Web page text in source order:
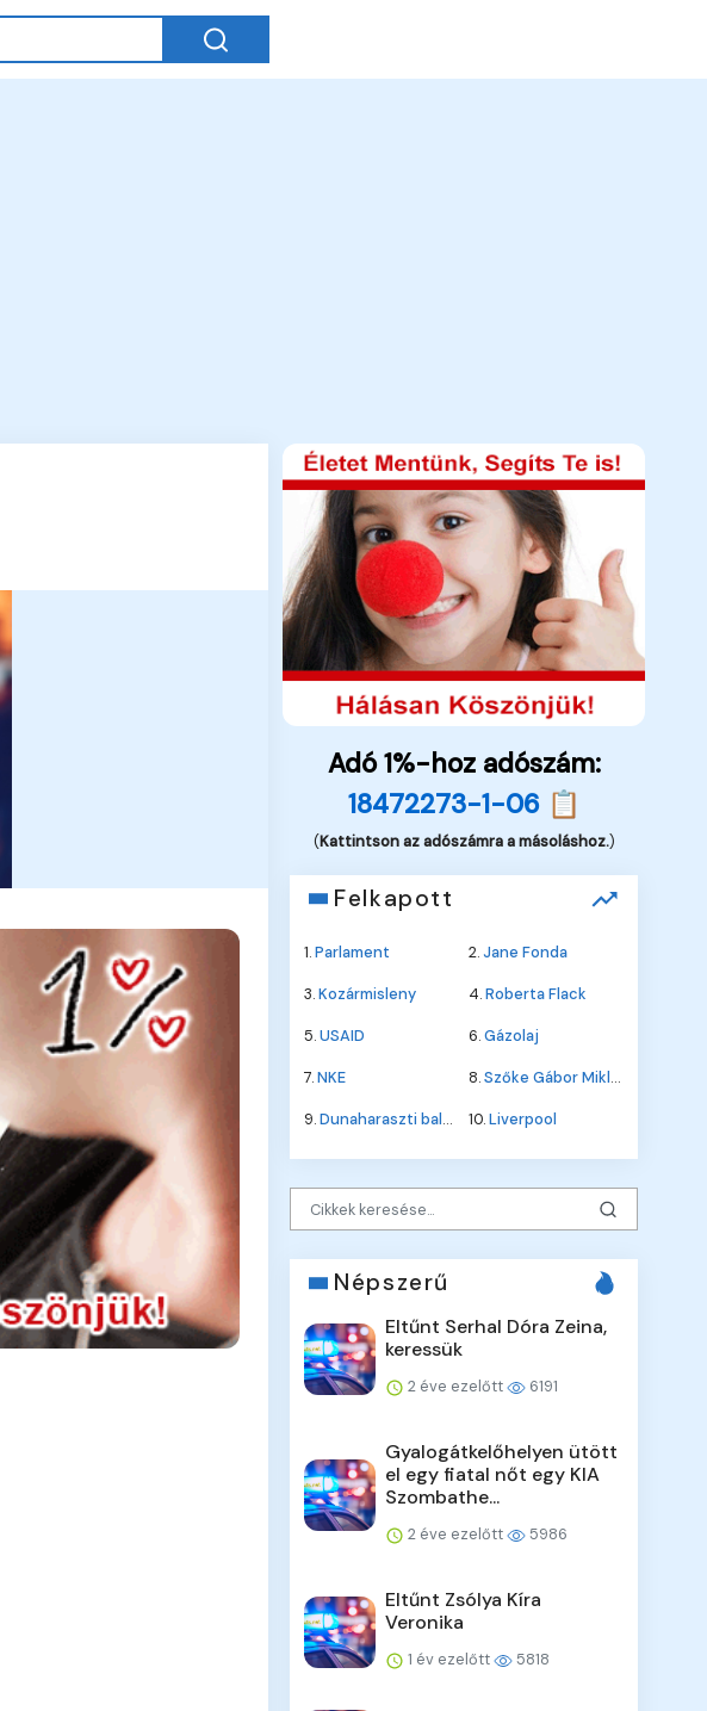
Adó 1%-hoz adószám:
18472273-1-06 📋
(Kattintson az adószámra a másoláshoz.)
Felkapott
1.Parlament 2.Jane Fonda
3.Kozármisleny 4.Roberta Flack
5.USAID 6.Gázolaj
7.NKE 8.Szőke Gábor Miklós
9.Dunaharaszti baleset 10.Liverpool
Népszerű
Eltűnt Serhal Dóra Zeina,
keressük
2 éve ezelőtt 6191
Gyalogátkelőhelyen ütött
el egy fiatal nőt egy KIA
Szombathe...
2 éve ezelőtt 5986
Eltűnt Zsólya Kíra
Veronika
1 év ezelőtt 5818